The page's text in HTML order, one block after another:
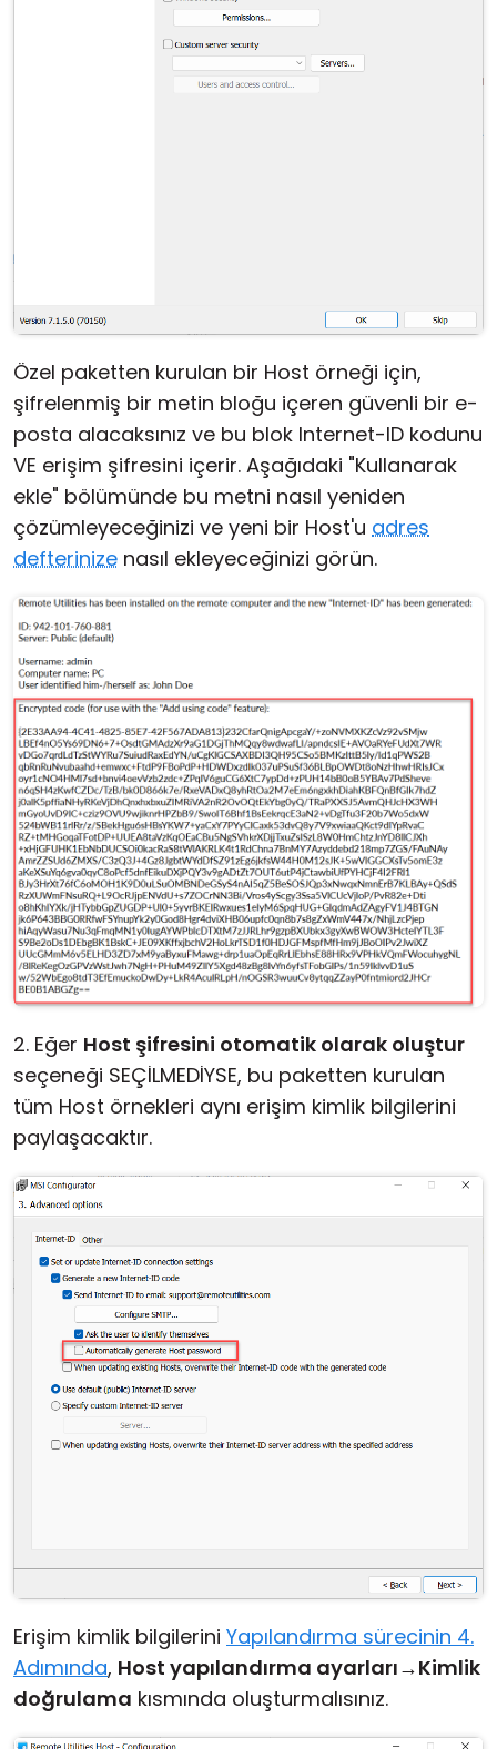
Özel paketten kurulan bir Host örneği için,
şifrelenmiş bir metin bloğu içeren güvenli bir e-
posta alacaksınız ve bu blok Internet-ID kodunu
VE erişim şifresini içerir. Aşağıdaki "Kullanarak
ekle" bölümünde bu metni nasıl yeniden
çözümleyeceğinizi ve yeni bir Host'u adres
defterinize nasıl ekleyeceğinizi görün.
2. Eğer Host şifresini otomatik olarak oluştur
seçeneği SEÇİLMEDİYSE, bu paketten kurulan
tüm Host örnekleri aynı erişim kimlik bilgilerini
paylaşacaktır.
Erişim kimlik bilgilerini Yapılandırma sürecinin 4.
Adımında, Host yapılandırma ayarları→Kimlik
doğrulama kısmında oluşturmalısınız.